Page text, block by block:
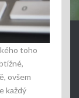
toho
ovšem
každý